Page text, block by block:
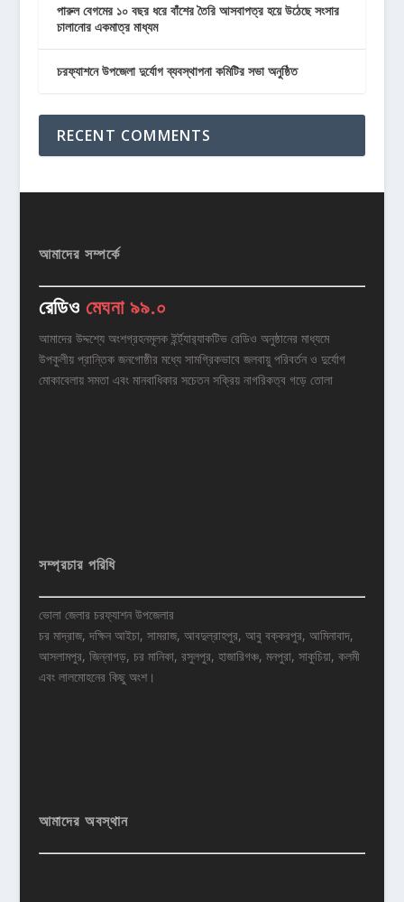
পারুল বেগমের ১০ বছর ধরে বাঁশের তৈরি আসবাপত্র হয়ে উঠেছে সংসার
চালানোর একমাত্র মাধ্যম
চরফ্যাশনে উপজেলা দুর্যোগ ব্যবস্থাপনা কমিটির সভা অনুষ্ঠিত
RECENT COMMENTS
আমাদের সম্পর্কে
রেডিও মেঘনা ৯৯.০
আমাদের উদ্দশ্যে অংশগ্রহনমূলক ইর্ন্ট্যার‌্যাকটিভ রেডিও অনুষ্ঠানের মাধ্যমে
উপকুলীয় প্রান্তিক জনগোষ্ঠীর মধ্যে সামগ্রিকভাবে জলবায়ু পরিবর্তন ও দুর্যোগ
মোকাবেলায় সমতা এবং মানবাধিকার সচেতন সক্রিয় নাগরিকত্ব গড়ে তোলা
সম্প্রচার পরিধি
ভোলা জেলার চরফ্যাশন উপজেলার
চর মাদ্রাজ, দক্ষিন আইচা, সামরাজ, আবদুল্রাহপুর, আবু বক্করপুর, আমিনাবাদ,
আসলামপুর, জিন্নাগড়, চর মানিকা, রসুলপুর, হাজারিগঞ্চ, মনপুরা, সাকুচিয়া, কলমী
এবং লালমোহনের কিছু অংশ।
আমাদের অবস্থান